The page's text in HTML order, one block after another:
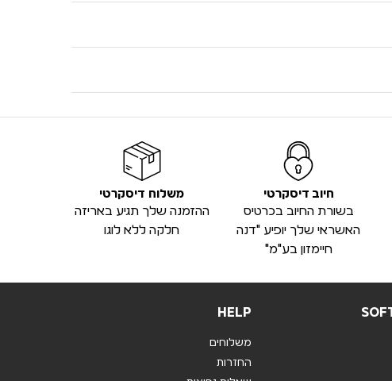
חיוב דיסקרטי
בשורת החיוב בכרטיס
האשראי שלך יופיע "דנה
חיימזון בע"מ"
משלוח דיסקרטי
ההזמנה שלך תגיע באריזה
חלקה ללא לוגו
HELP
משלוחים
החזרות